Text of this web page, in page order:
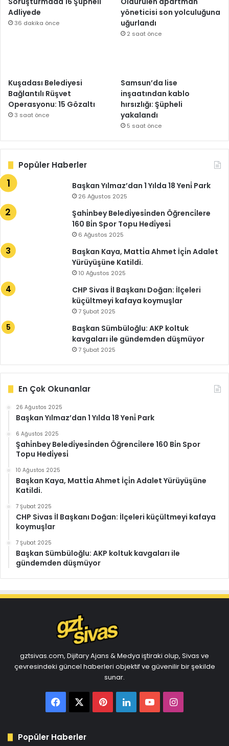
Adliyede
36 dakika önce
yöneticisi son yolculuğuna
uğurlandı
2 saat önce
Kuşadası Belediyesi
Bağlantılı Rüşvet
Operasyonu: 15 Gözaltı
3 saat önce
Samsun’da lise
inşaatından kablo
hırsızlığı: Şüpheli
yakalandı
5 saat önce
Popüler Haberler
Başkan Yılmaz’dan 1 Yılda 18 Yeni̇ Park
26 Ağustos 2025
Şahi̇nbey Beledi̇yesi̇nden Öğrenci̇lere
160 Bi̇n Spor Topu Hedi̇yesi̇
6 Ağustos 2025
Başkan Kaya, Matti̇a Ahmet İçi̇n Adalet
Yürüyüşüne Katildi.
10 Ağustos 2025
CHP Sivas İl Başkanı Doğan: İlçeleri
küçültmeyi kafaya koymuşlar
7 Şubat 2025
Başkan Sümbüloğlu: AKP koltuk
kavgaları ile gündemden düşmüyor
7 Şubat 2025
En Çok Okunanlar
26 Ağustos 2025
Başkan Yılmaz’dan 1 Yılda 18 Yeni̇ Park
6 Ağustos 2025
Şahi̇nbey Beledi̇yesi̇nden Öğrenci̇lere 160 Bi̇n Spor
Topu Hedi̇yesi̇
10 Ağustos 2025
Başkan Kaya, Matti̇a Ahmet İçi̇n Adalet Yürüyüşüne
Katildi.
7 Şubat 2025
CHP Sivas İl Başkanı Doğan: İlçeleri küçültmeyi kafaya
koymuşlar
7 Şubat 2025
Başkan Sümbüloğlu: AKP koltuk kavgaları ile
gündemden düşmüyor
gztsivas.com, Dijitary Ajans & Medya iştiraki olup, Sivas ve
çevresindeki güncel haberleri objektif ve güvenilir bir şekilde
sunar.
FacebookPinterest
LinkedInYouTubeInstagram
Popüler Haberler